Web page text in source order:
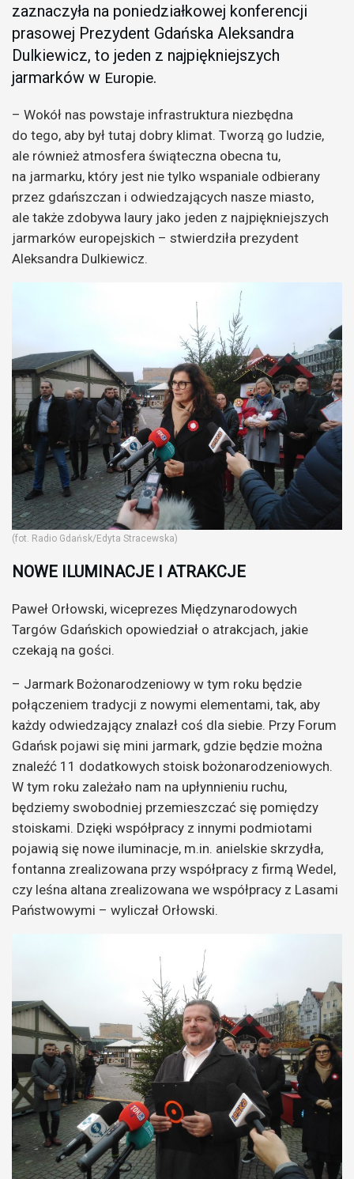
zaznaczyła na poniedziałkowej konferencji
prasowej Prezydent Gdańska Aleksandra
Dulkiewicz, to jeden z najpiękniejszych
jarmarków w Europie.
– Wokół nas powstaje infrastruktura niezbędna
do tego, aby był tutaj dobry klimat. Tworzą go ludzie,
ale również atmosfera świąteczna obecna tu,
na jarmarku, który jest nie tylko wspaniale odbierany
przez gdańszczan i odwiedzających nasze miasto,
ale także zdobywa laury jako jeden z najpiękniejszych
jarmarków europejskich – stwierdziła prezydent
Aleksandra Dulkiewicz.
(fot. Radio Gdańsk/Edyta Stracewska)
NOWE ILUMINACJE I ATRAKCJE
Paweł Orłowski, wiceprezes Międzynarodowych
Targów Gdańskich opowiedział o atrakcjach, jakie
czekają na gości.
– Jarmark Bożonarodzeniowy w tym roku będzie
połączeniem tradycji z nowymi elementami, tak, aby
każdy odwiedzający znalazł coś dla siebie. Przy Forum
Gdańsk pojawi się mini jarmark, gdzie będzie można
znaleźć 11 dodatkowych stoisk bożonarodzeniowych.
W tym roku zależało nam na upłynnieniu ruchu,
będziemy swobodniej przemieszczać się pomiędzy
stoiskami. Dzięki współpracy z innymi podmiotami
pojawią się nowe iluminacje, m.in. anielskie skrzydła,
fontanna zrealizowana przy współpracy z firmą Wedel,
czy leśna altana zrealizowana we współpracy z Lasami
Państwowymi – wyliczał Orłowski.